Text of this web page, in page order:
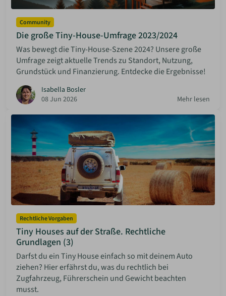
Community
Die große Tiny-House-Umfrage 2023/2024
Was bewegt die Tiny-House-Szene 2024? Unsere große
Umfrage zeigt aktuelle Trends zu Standort, Nutzung,
Grundstück und Finanzierung. Entdecke die Ergebnisse!
Isabella Bosler
08 Jun 2026
Mehr lesen
Rechtliche Vorgaben
Tiny Houses auf der Straße. Rechtliche
Grundlagen (3)
Darfst du ein Tiny House einfach so mit deinem Auto
ziehen? Hier erfährst du, was du rechtlich bei
Zugfahrzeug, Führerschein und Gewicht beachten
musst.